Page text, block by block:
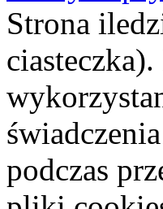
Strona
podczas